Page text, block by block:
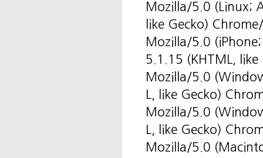
Mozilla/5.0 (Linux;
like Gecko)
Mozilla/5.0
5.1.15 (KHTML,
Mozilla/5.0
L, like Gecko)
Mozilla/5.0
L, like Gecko)
Mozilla/5.0